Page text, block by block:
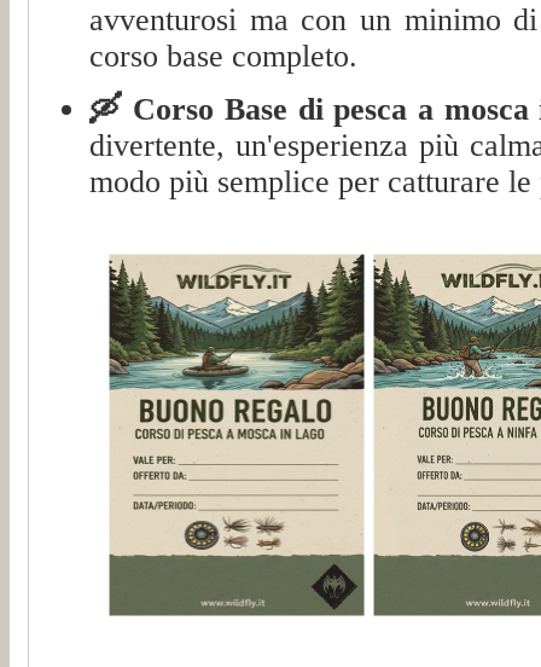
avventurosi ma con un minimo
corso base completo.
🛶 Corso Base di pesca a
divertente, un'esperienza più
modo più semplice per catturare